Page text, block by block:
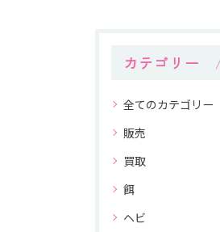
カテゴリー
全てのカテゴリー
販売
買取
餌
ヘビ